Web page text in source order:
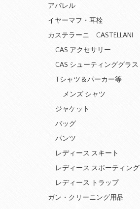
アパレル
イヤーマフ・耳栓
カステラーニ CASTELLANI
CAS アクセサリー
CAS シューティンググラス
Tシャツ＆パーカー等
メンズ シャツ
ジャケット
バッグ
パンツ
レディース スキート
レディース スポーティング
レディース トラップ
ガン・クリーニング用品